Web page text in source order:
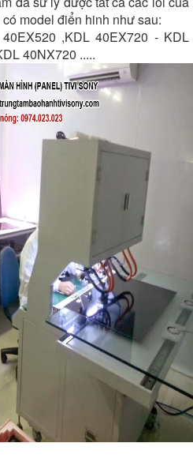
model điển hinh như sau:
,KDL 40EX720 - KDL
40NX720 .....